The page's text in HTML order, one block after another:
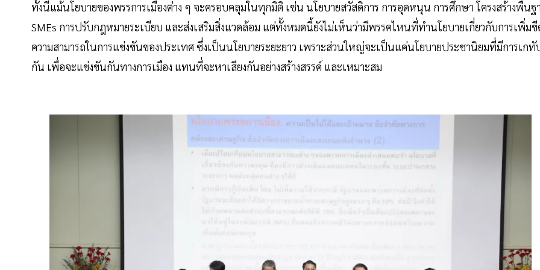
ทั้งนี้แม้นโยบายของพรรการเมืองต่าง ๆ จะครอบคลุมในทุกมิติ เช่น นโยบายสวัสดิการ การอุดหนุน การศึกษา โครงสร้างพื้นฐ
SMEs การปรับกฎหมายระเบียบ และส่งเสริมสิ่งแวดล้อม แต่ทั้งหมดนี้ยังไม่เห็นว่ามีพรรคไหนที่ทำนโยบายเกี่ยวกับการเพิ่มขี
ความสามารถในการแข่งขันของประเทศ ซึ่งเป็นนโยบายระยะยาว เพราะส่วนใหญ่จะเป็นแค่นโยบายประชานิยมที่มีการเกทั
กัน เพื่อจะแข่งขันกันทางการเมือง แทนที่จะหาเสียงกันอย่างสร้างสรรค์ และเหมาะสม